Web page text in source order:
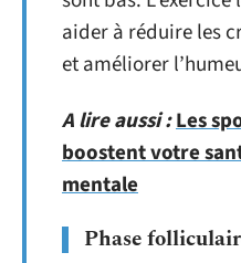
aider à réduire les
et améliorer
A lire aussi :Les
boostent votre
mentale
Phase